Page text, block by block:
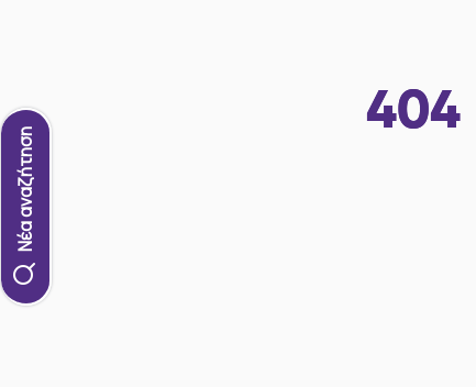
Νέα αναζήτηση
404